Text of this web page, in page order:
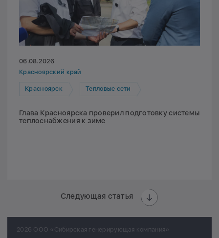
06.08.2026
Красноярский край
Красноярск Тепловые сети
Глава Красноярска проверил подготовку системы
теплоснабжения к зиме
Следующая статья
2026 ООО «Сибирская генерирующая компания»